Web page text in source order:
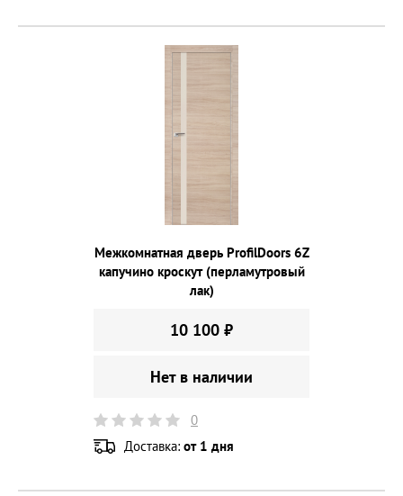
Межкомнатная дверь ProfilDoors 6Z
капучино кроскут (перламутровый
лак)
10 100 ₽
Нет в наличии
0
Доставка: от 1 дня